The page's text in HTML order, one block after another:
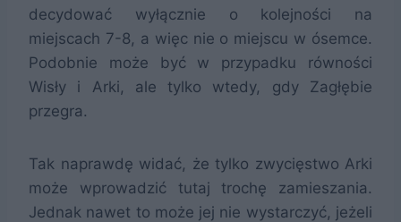
decydować wyłącznie o kolejności na
miejscach 7-8, a więc nie o miejscu w ósemce.
Podobnie może być w przypadku równości
Wisły i Arki, ale tylko wtedy, gdy Zagłębie
przegra.
Tak naprawdę widać, że tylko zwycięstwo Arki
może wprowadzić tutaj trochę zamieszania.
Jednak nawet to może jej nie wystarczyć, jeżeli